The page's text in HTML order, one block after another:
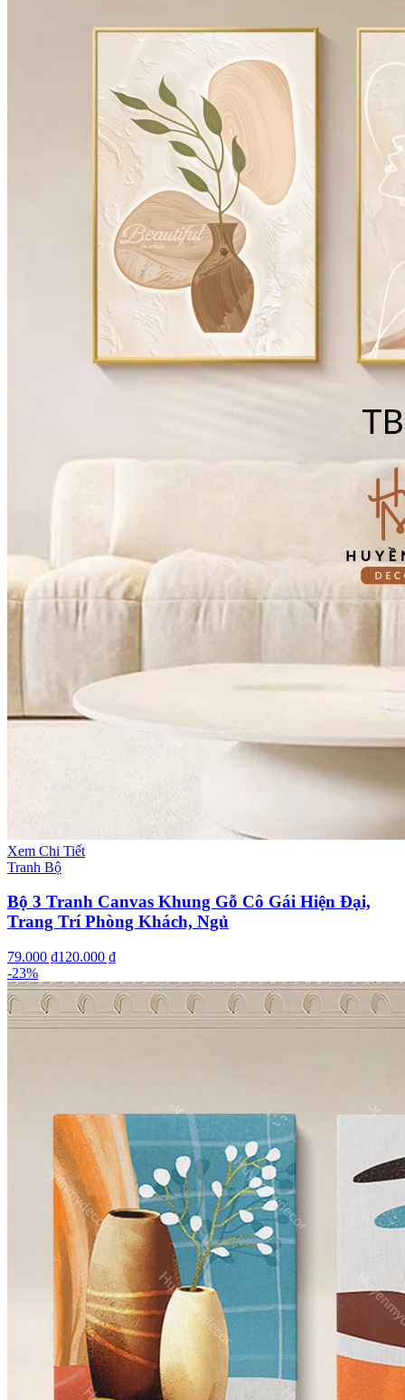
Xem Chi Tiết
Tranh Bộ
Bộ 3 Tranh Canvas Khung Gỗ Cô Gái Hiện Đại,
Trang Trí Phòng Khách, Ngủ
79.000 ₫120.000 ₫
-23%